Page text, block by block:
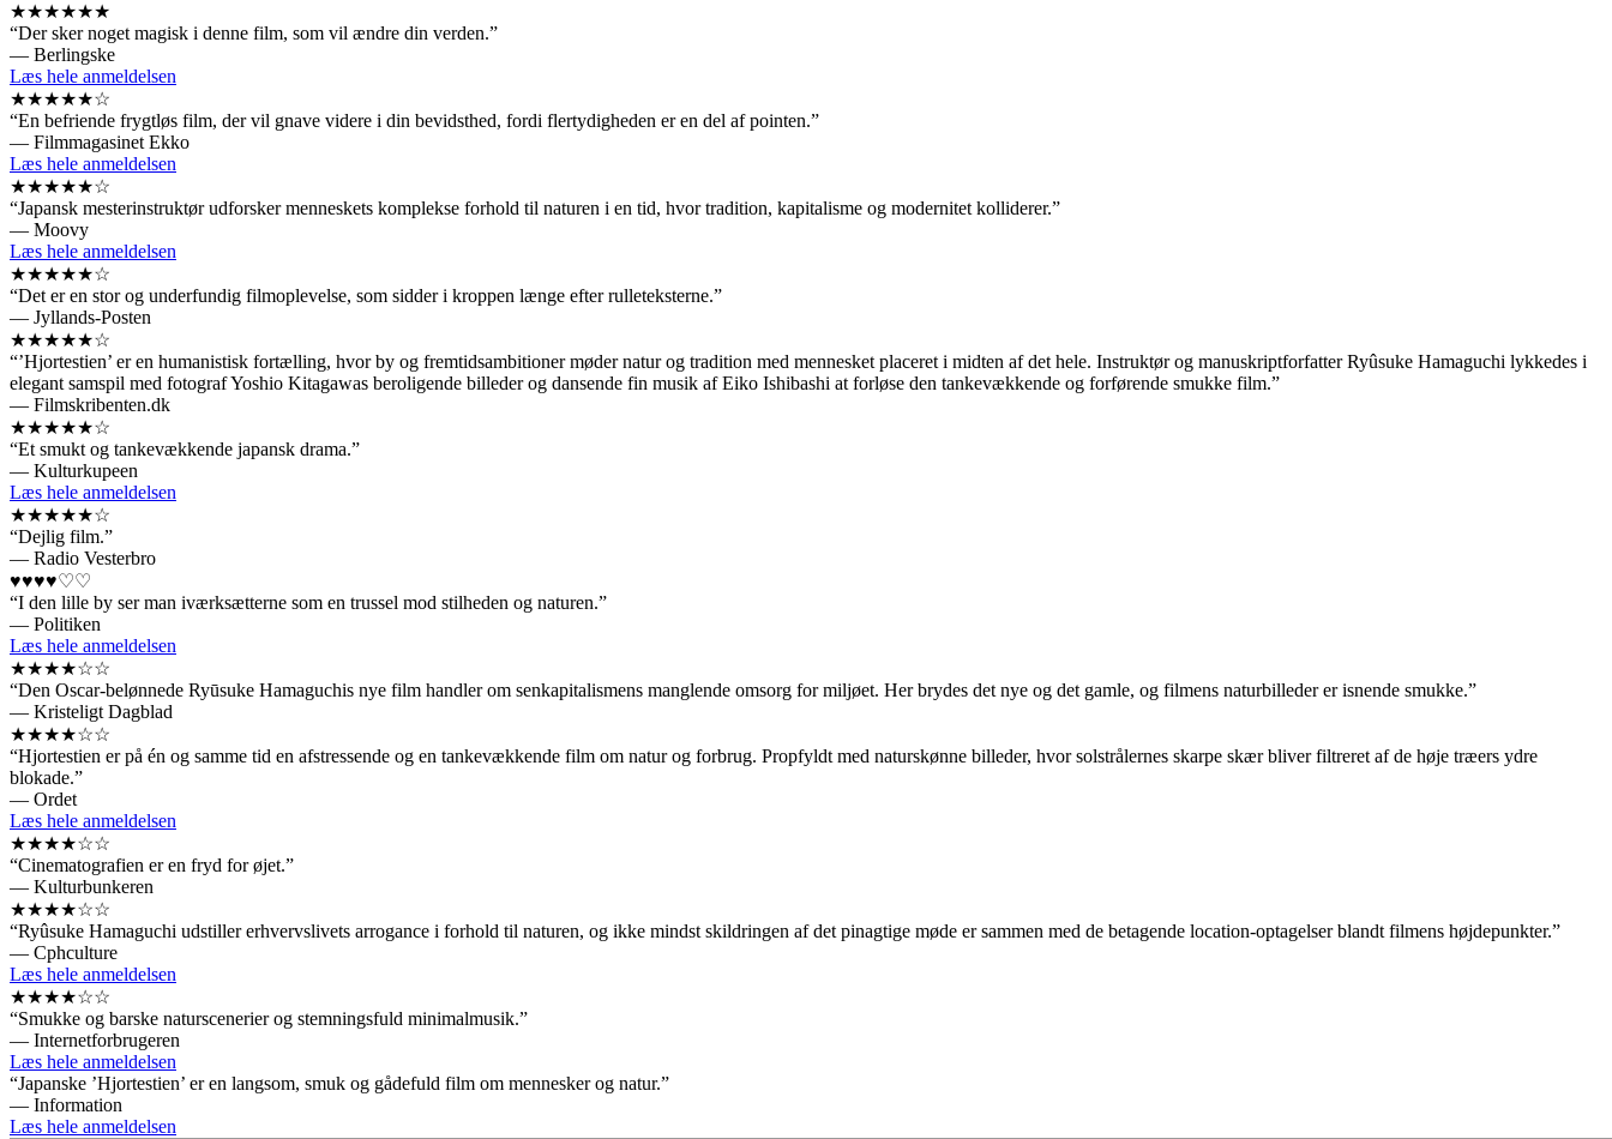
★★★★★★
“Der sker noget magisk i denne film, som vil ændre din verden.”
— Berlingske
Læs hele anmeldelsen
★★★★★☆
“En befriende frygtløs film, der vil gnave videre i din bevidsthed, fordi flertydigheden er en del af pointen.”
— Filmmagasinet Ekko
Læs hele anmeldelsen
★★★★★☆
“Japansk mesterinstruktør udforsker menneskets komplekse forhold til naturen i en tid, hvor tradition, kapitalisme og modernitet kolliderer.”
— Moovy
Læs hele anmeldelsen
★★★★★☆
“Det er en stor og underfundig filmoplevelse, som sidder i kroppen længe efter rulleteksterne.”
— Jyllands-Posten
★★★★★☆
“’Hjortestien’ er en humanistisk fortælling, hvor by og fremtidsambitioner møder natur og tradition med mennesket placeret i midten af det hele. Instruktør og manuskriptforfatter Ryûsuke Hamaguchi lykkedes i
elegant samspil med fotograf Yoshio Kitagawas beroligende billeder og dansende fin musik af Eiko Ishibashi at forløse den tankevækkende og forførende smukke film.”
— Filmskribenten.dk
★★★★★☆
“Et smukt og tankevækkende japansk drama.”
— Kulturkupeen
Læs hele anmeldelsen
★★★★★☆
“Dejlig film.”
— Radio Vesterbro
♥♥♥♥♡♡
“I den lille by ser man iværksætterne som en trussel mod stilheden og naturen.”
— Politiken
Læs hele anmeldelsen
★★★★☆☆
“Den Oscar-belønnede Ryūsuke Hamaguchis nye film handler om senkapitalismens manglende omsorg for miljøet. Her brydes det nye og det gamle, og filmens naturbilleder er isnende smukke.”
— Kristeligt Dagblad
★★★★☆☆
“Hjortestien er på én og samme tid en afstressende og en tankevækkende film om natur og forbrug. Propfyldt med naturskønne billeder, hvor solstrålernes skarpe skær bliver filtreret af de høje træers ydre
blokade.”
— Ordet
Læs hele anmeldelsen
★★★★☆☆
“Cinematografien er en fryd for øjet.”
— Kulturbunkeren
★★★★☆☆
“Ryûsuke Hamaguchi udstiller erhvervslivets arrogance i forhold til naturen, og ikke mindst skildringen af det pinagtige møde er sammen med de betagende location-optagelser blandt filmens højdepunkter.”
— Cphculture
Læs hele anmeldelsen
★★★★☆☆
“Smukke og barske naturscenerier og stemningsfuld minimalmusik.”
— Internetforbrugeren
Læs hele anmeldelsen
“Japanske ’Hjortestien’ er en langsom, smuk og gådefuld film om mennesker og natur.”
— Information
Læs hele anmeldelsen